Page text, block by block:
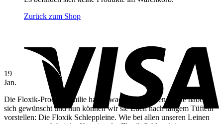
Zurück zum Shop
19
Jan.
Die Floxik-Produktfamilie hat Zuwachs bekommen. Viele haben sie
sich gewünscht und nun können wir sie Euch nach langem Tüfteln
vorstellen: Die Floxik Schleppleine. Wie bei allen unseren Leinen